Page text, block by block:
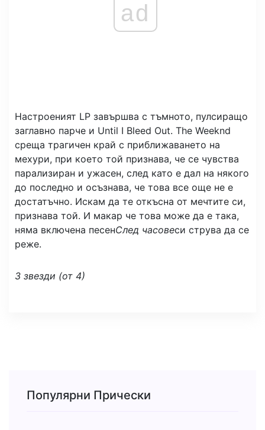
ad
Настроеният LP завършва с тъмното, пулсиращо
заглавно парче и Until I Bleed Out. The Weeknd
среща трагичен край с приближаването на
мехури, при което той признава, че се чувства
парализиран и ужасен, след като е дал на някого
до последно и осъзнава, че това все още не е
достатъчно. Искам да те откъсна от мечтите си,
признава той. И макар че това може да е така,
няма включена песенСлед часовеси струва да се
реже.
3 звезди (от 4)
Популярни Прически